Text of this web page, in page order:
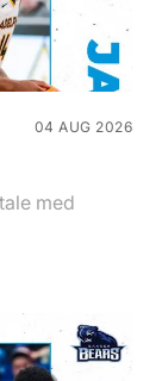
04 AUG 2026
med